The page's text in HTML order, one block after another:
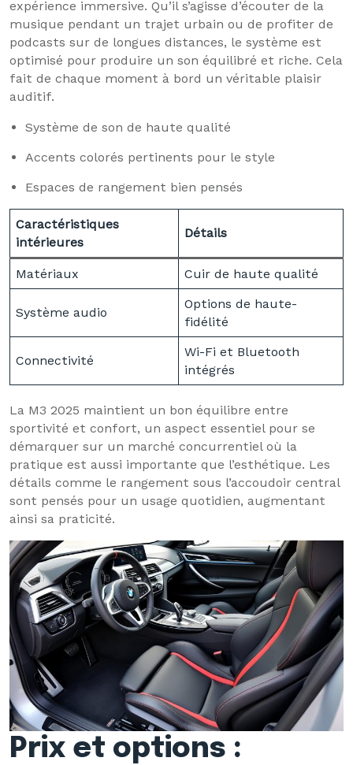
expérience immersive. Qu’il s’agisse d’écouter de la
musique pendant un trajet urbain ou de profiter de
podcasts sur de longues distances, le système est
optimisé pour produire un son équilibré et riche. Cela
fait de chaque moment à bord un véritable plaisir
auditif.
Système de son de haute qualité
Accents colorés pertinents pour le style
Espaces de rangement bien pensés
Caractéristiques
intérieures
Détails
Matériaux Cuir de haute qualité
Système audio
Options de haute-
fidélité
Connectivité
Wi-Fi et Bluetooth
intégrés
La M3 2025 maintient un bon équilibre entre
sportivité et confort, un aspect essentiel pour se
démarquer sur un marché concurrentiel où la
pratique est aussi importante que l’esthétique. Les
détails comme le rangement sous l’accoudoir central
sont pensés pour un usage quotidien, augmentant
ainsi sa praticité.
Prix et options :